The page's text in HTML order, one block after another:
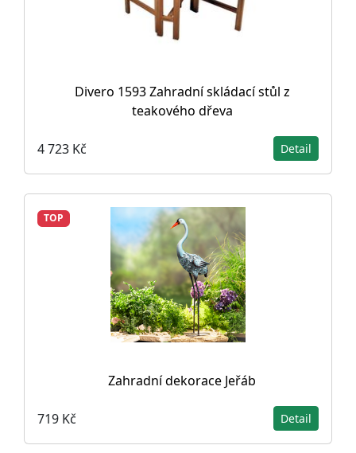
Divero 1593 Zahradní skládací stůl z
teakového dřeva
4 723 Kč Detail
TOP
Zahradní dekorace Jeřáb
719 Kč Detail